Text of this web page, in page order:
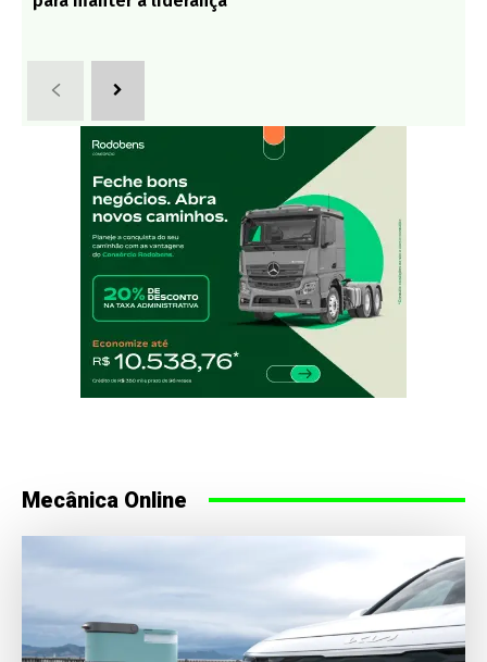
Mecânica Online